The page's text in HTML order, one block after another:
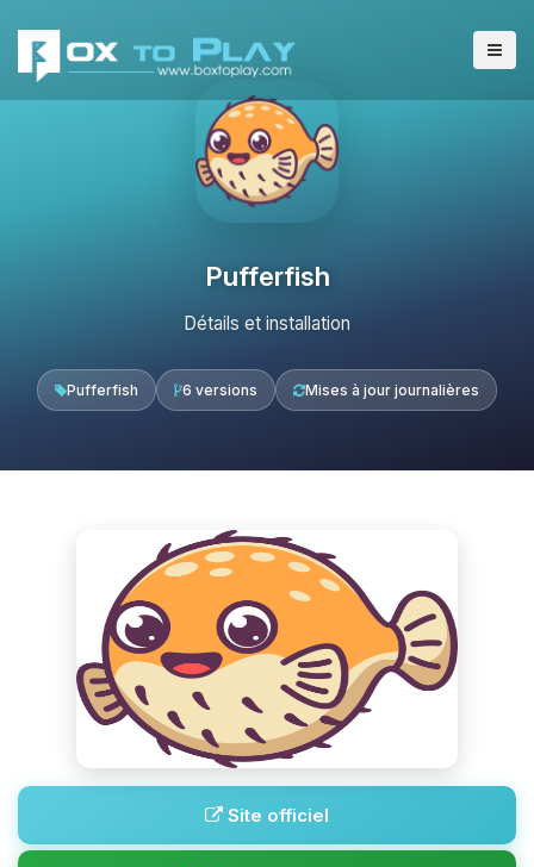
Pufferfish
Détails et installation
Pufferfish 6 versions Mises à jour journalières
Site officiel